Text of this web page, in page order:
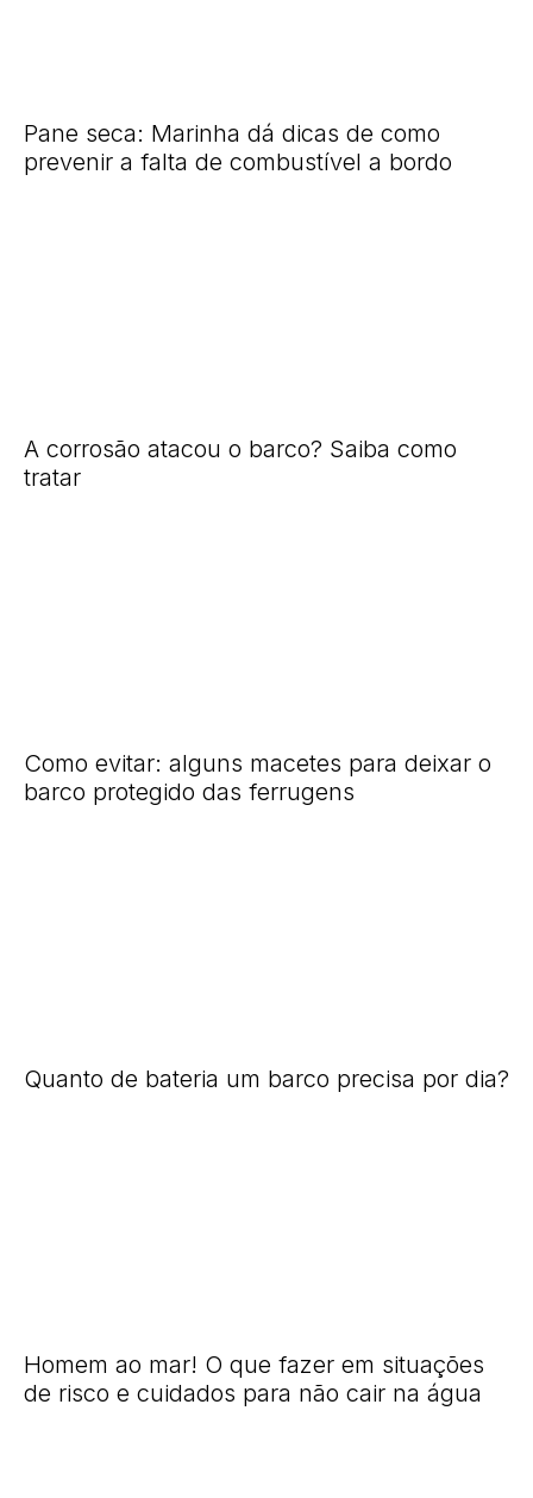
Pane seca: Marinha dá dicas de como
prevenir a falta de combustível a bordo
A corrosão atacou o barco? Saiba como
tratar
Como evitar: alguns macetes para deixar o
barco protegido das ferrugens
Quanto de bateria um barco precisa por dia?
Homem ao mar! O que fazer em situações
de risco e cuidados para não cair na água